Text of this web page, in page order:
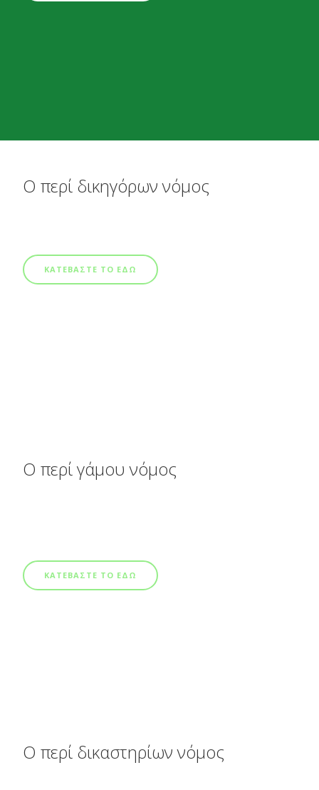
Ο περί δικηγόρων νόμος
ΚΑΤΕΒΑΣΤΕ ΤΟ ΕΔΩ
Ο περί γάμου νόμος
ΚΑΤΕΒΑΣΤΕ ΤΟ ΕΔΩ
Ο περί δικαστηρίων νόμος